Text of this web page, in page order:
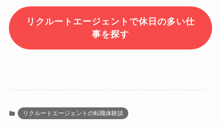
リクルートエージェントで休日の多い仕
事を探す
リクルートエージェントの転職体験談